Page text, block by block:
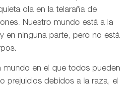
ola en la telaraña de
Nuestro mundo está a la
en ninguna parte, pero no está
mundo en el que todos pueden
prejuicios debidos a la raza, el